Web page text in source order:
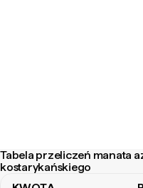
Tabela przeliczeń manata
kostarykańskiego